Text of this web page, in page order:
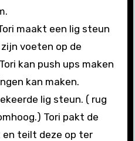
maakt een lig steun
voeten op de
kan push ups maken
kan maken.
lig steun. ( rug
Tori pakt de
en teilt deze op ter